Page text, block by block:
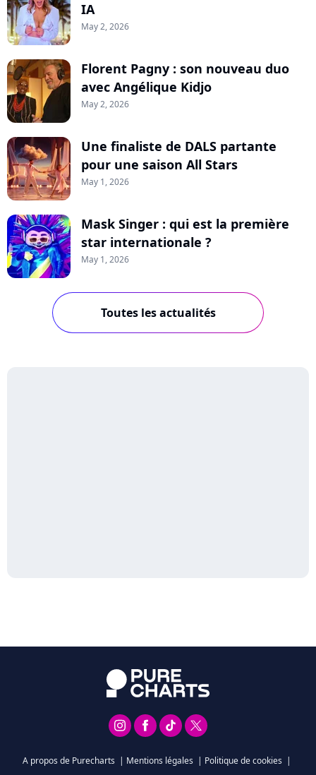
IA
May 2, 2026
Florent Pagny : son nouveau duo
avec Angélique Kidjo
May 2, 2026
Une finaliste de DALS partante
pour une saison All Stars
May 1, 2026
Mask Singer : qui est la première
star internationale ?
May 1, 2026
Toutes les actualités
A propos de Purecharts | Mentions légales | Politique de cookies |